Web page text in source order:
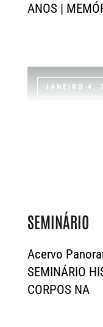
ANOS |
JANEIRO 4,
SEMINÁRIO
Acervo
SEMINÁRIO
CORPOS NA